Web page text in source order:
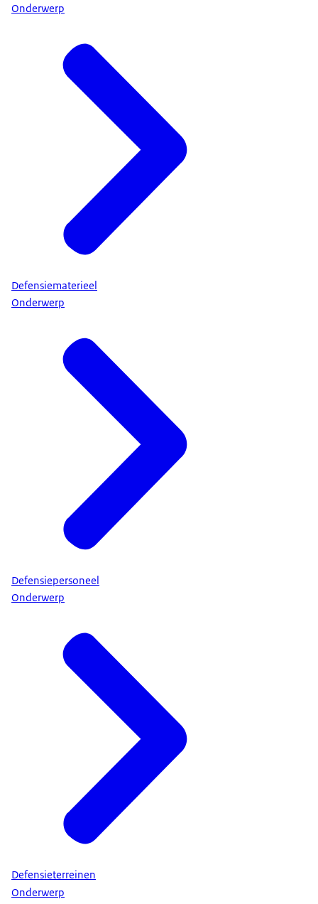
Onderwerp
Defensiematerieel
Onderwerp
Defensiepersoneel
Onderwerp
Defensieterreinen
Onderwerp